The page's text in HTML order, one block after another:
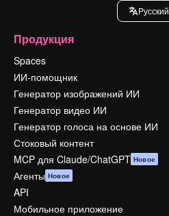
Pусский
Продукция
Spaces
ИИ-помощник
Генератор изображений ИИ
Генератор видео ИИ
Генератор голоса на основе ИИ
Стоковый контент
MCP для Claude/ChatGPT Новое
Агенты Новое
API
Мобильное приложение